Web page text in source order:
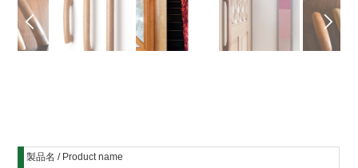
製品名 / Product name